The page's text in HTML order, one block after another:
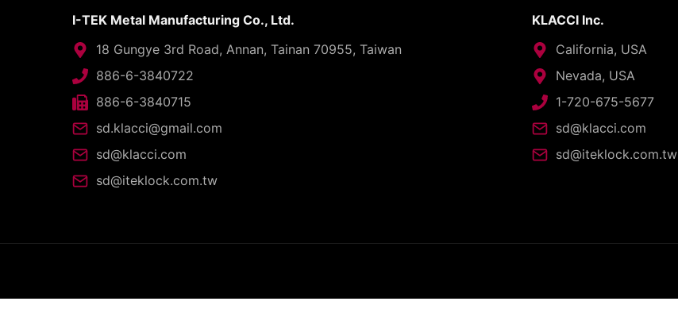
I-TEK Metal Manufacturing Co., Ltd.
18 Gungye 3rd Road, Annan, Tainan 70955, Taiwan
886-6-3840722
886-6-3840715
sd.klacci@gmail.com
sd@klacci.com
sd@iteklock.com.tw
KLACCI Inc.
California, USA
Nevada, USA
1-720-675-5677
sd@klacci.com
sd@iteklock.com.tw